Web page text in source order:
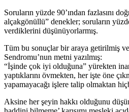
Soruların yüzde 90’ından fazlasını
alçakgönüllü” denekler; soruların
verdiklerini düşünüyorlarmış.
Tüm bu sonuçlar bir araya getirilmiş
Sendromu’nun metni yazılmış:
“İşinde çok iyi olduğuna” yürekten
yaptıklarını övmekten, her işte öne
yapamayacağı işlere talip olmaktan
Aksine her şeyin hakkı olduğunu